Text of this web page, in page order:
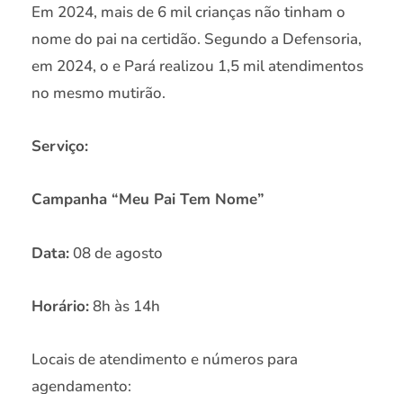
Em 2024, mais de 6 mil crianças não tinham o
nome do pai na certidão. Segundo a Defensoria,
em 2024, o e Pará realizou 1,5 mil atendimentos
no mesmo mutirão.
Serviço:
Campanha “Meu Pai Tem Nome”
Data: 08 de agosto
Horário:8h às 14h
Locais de atendimento e números para
agendamento: